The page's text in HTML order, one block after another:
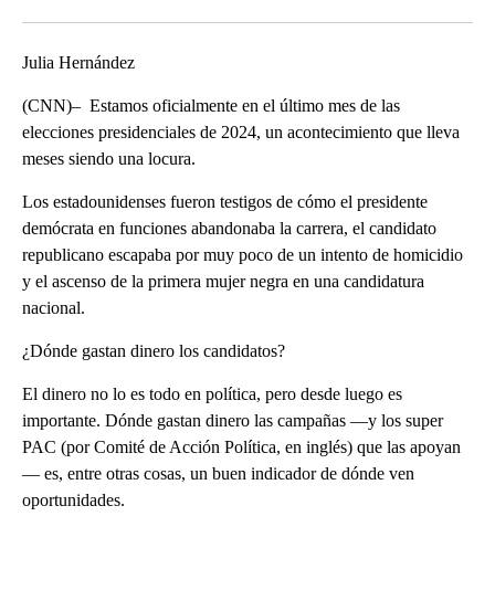
Julia Hernández
(CNN)– Estamos oficialmente en el último mes de las
elecciones presidenciales de 2024, un acontecimiento que lleva
meses siendo una locura.
Los estadounidenses fueron testigos de cómo el presidente
demócrata en funciones abandonaba la carrera, el candidato
republicano escapaba por muy poco de un intento de homicidio
y el ascenso de la primera mujer negra en una candidatura
nacional.
¿Dónde gastan dinero los candidatos?
El dinero no lo es todo en política, pero desde luego es
importante. Dónde gastan dinero las campañas —y los super
PAC (por Comité de Acción Política, en inglés) que las apoyan
— es, entre otras cosas, un buen indicador de dónde ven
oportunidades.